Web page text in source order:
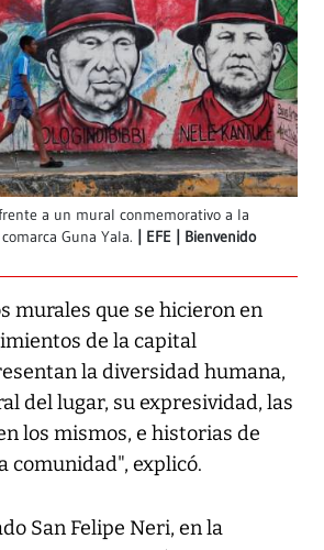
a un mural conmemorativo a la
Guna Yala.
EFE | Bienvenido
murales que se hicieron en
de la capital
la diversidad humana,
del lugar, su expresividad, las
los mismos, e historias de
comunidad", explicó.
San Felipe Neri, en la